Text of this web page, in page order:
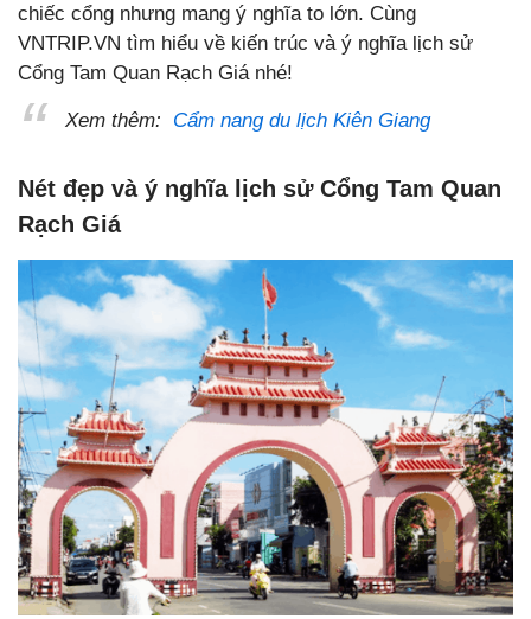
chiếc cổng nhưng mang ý nghĩa to lớn. Cùng
VNTRIP.VN tìm hiểu về kiến trúc và ý nghĩa lịch sử
Cổng Tam Quan Rạch Giá nhé!
Xem thêm: Cẩm nang du lịch Kiên Giang
Nét đẹp và ý nghĩa lịch sử Cổng Tam Quan
Rạch Giá